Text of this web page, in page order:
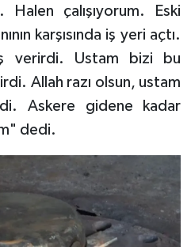
çalışıyorum. Eski
karşısında iş yeri açtı.
verirdi. Ustam bizi bu
Allah razı olsun, ustam
Askere gidene kadar
dedi.